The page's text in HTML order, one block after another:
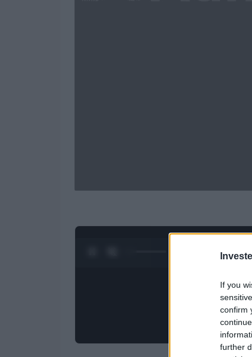
If you
confirm
further
1